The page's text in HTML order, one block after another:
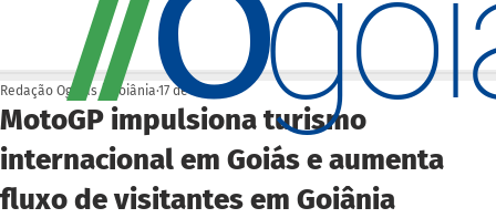
MotoGP impulsiona turismo
internacional em Goiás e aumenta
fluxo de visitantes em Goiânia
Redação Ogoiás | Goiânia 17 de mar.